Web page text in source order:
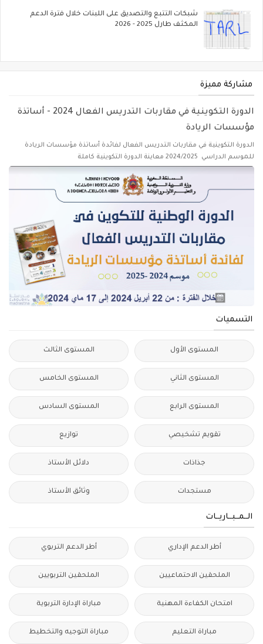
شبكات التتبع والتصديق على اللبنات خلال فترة الدعم
المكثف طارل 2025 - 2026
مشاركة مميزة
الدورة التكوينية في مقاربات التدريس الفعال 2024 - أساتذة
مؤسسات الريادة
الدورة التكوينية في مقاربات التدريس الفعال لفائدة أساتذة مؤسسات الريادة
للموسم الدراسي 2024/2025 معاينة الدورة التكوينية كاملة
التسميات
المستوى الأول المستوى الثالث
المستوى الثاني المستوى الخامس
المستوى الرابع المستوى السادس
تقويم تشخيصي توازيع
جذاذات دلائل الأستاذ
مستجدات وثائق الأستاذ
الــمــبــاريــات
أطر الدعم الإداري أطر الدعم التربوي
الملحقين الاحتماعيين الملحقين التربويين
امتحان الكفاءة المهنية مباراة الإدارة التربوية
مباراة التعليم مباراة التوجيه والتخطيط